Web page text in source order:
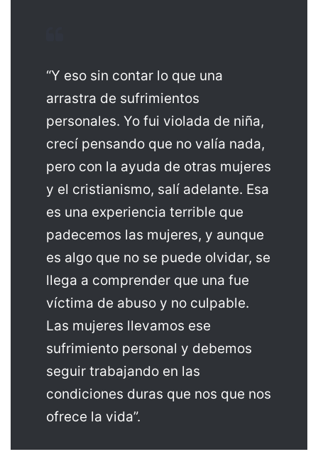
“Y eso sin contar lo que una
arrastra de sufrimientos
personales. Yo fui violada de niña,
crecí pensando que no valía nada,
pero con la ayuda de otras mujeres
y el cristianismo, salí adelante. Esa
es una experiencia terrible que
padecemos las mujeres, y aunque
es algo que no se puede olvidar, se
llega a comprender que una fue
víctima de abuso y no culpable.
Las mujeres llevamos ese
sufrimiento personal y debemos
seguir trabajando en las
condiciones duras que nos que nos
ofrece la vida”.